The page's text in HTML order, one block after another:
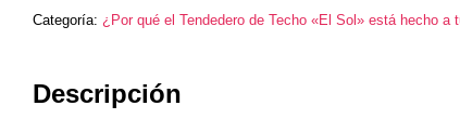
Categoría: ¿Por qué el Tendedero de Techo «El Sol» está hecho a
Descripción